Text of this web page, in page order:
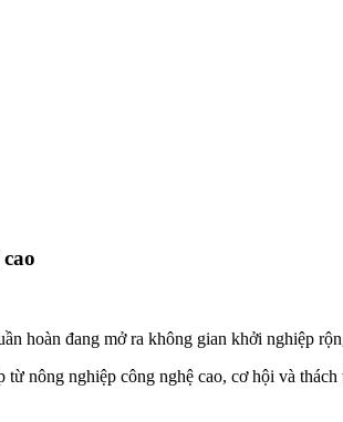
hoàn đang mở ra không gian khởi nghiệp
nghiệp công nghệ cao, cơ hội và